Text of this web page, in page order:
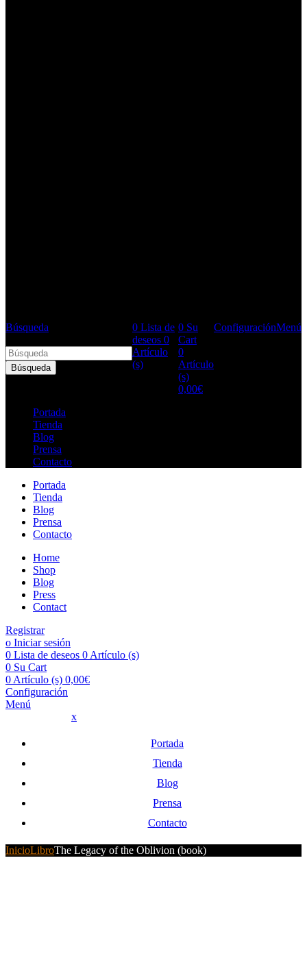
Búsqueda
Búsqueda
0 Lista de
deseos 0
Artículo
(s)
0 Su
Cart
0
Artículo
(s)
0,00€
ConfiguraciónMenú
Portada
Tienda
Blog
Prensa
Contacto
Portada
Tienda
Blog
Prensa
Contacto
Home
Shop
Blog
Press
Contact
Registrar
o Iniciar sesión
0 Lista de deseos 0 Artículo (s)
0 Su Cart
0 Artículo (s) 0,00€
Configuración
Menú
x
Portada
Tienda
Blog
Prensa
Contacto
InicioLibroThe Legacy of the Oblivion (book)